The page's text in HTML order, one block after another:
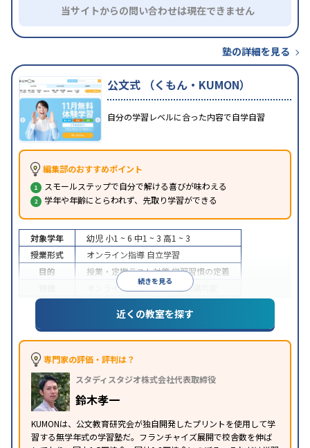
当サイトからの問い合わせは現在できません
塾の詳細を見る
公文式 （くもん・KUMON）
自分の学習レベルに合った内容で自学自習
編集部のおすすめポイント
スモールステップで自分で解ける喜びが味わえる
学年や年齢にとらわれず、先取り学習ができる
続きを見る
対象学年 幼児 小1 ~ 6 中1 ~ 3 高1 ~ 3
授業形式
オンライン指導 自立学習
目的
授業・定期テスト対策学習習慣の定着
オンライン対応1科目から受講可能
近くの教室を探す
専門家の評価・評判は？
スタディスタジオ株式会社代表取締役
鈴木孝一
KUMONは、公文教育研究会が独自開発したプリントを使用して学
習する無学年式の学習塾だ。フランチャイズ展開で校舎数を伸ば